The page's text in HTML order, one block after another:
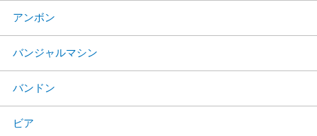
アンボン
バンジャルマシン
バンドン
ビア